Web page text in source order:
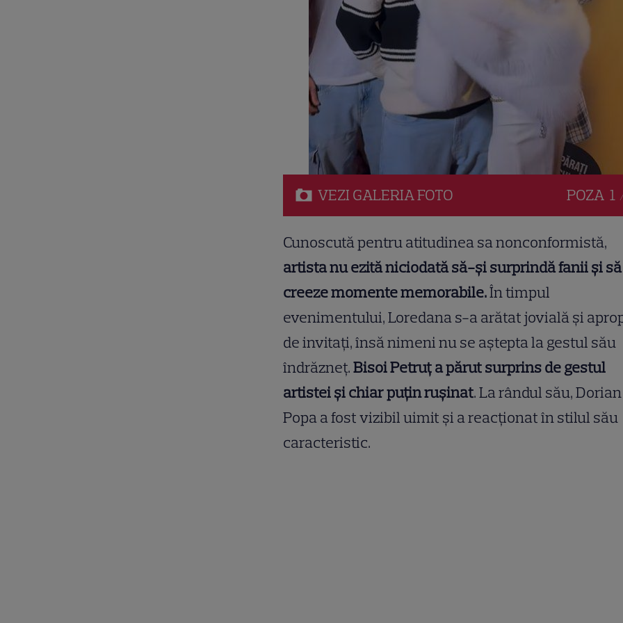
VEZI GALERIAFOTO POZA 1
Cunoscută pentru atitudinea sa nonconformistă,
artista nu ezită niciodată să-și surprindă fanii și să
creeze momente memorabile.În timpul
evenimentului, Loredana s-a arătat jovială și
de invitați, însă nimeni nu se aștepta la gestul său
îndrăzneț.Bisoi Petruț a părut surprins de gestul
artistei și chiar puțin rușinat. La rândul său, Dorian
Popa a fost vizibil uimit și a reacționat în stilul său
caracteristic.